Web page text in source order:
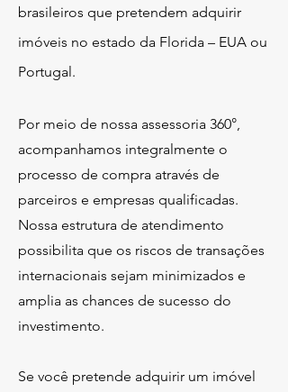
brasileiros que pretendem adquirir
imóveis no estado da Florida – EUA ou
Portugal.
Por meio de nossa assessoria 360°,
acompanhamos integralmente o
processo de compra através de
parceiros e empresas qualificadas.
Nossa estrutura de atendimento
possibilita que os riscos de transações
internacionais sejam minimizados e
amplia as chances de sucesso do
investimento.
Se você pretende adquirir um imóvel